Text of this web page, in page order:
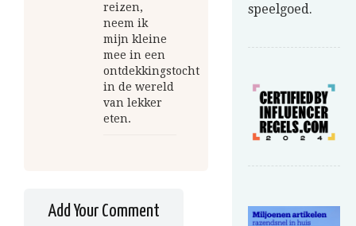
reizen,
neem ik
mijn kleine
mee in een
ontdekkingstocht
in de wereld
van lekker
eten.
Add Your Comment
speelgoed.